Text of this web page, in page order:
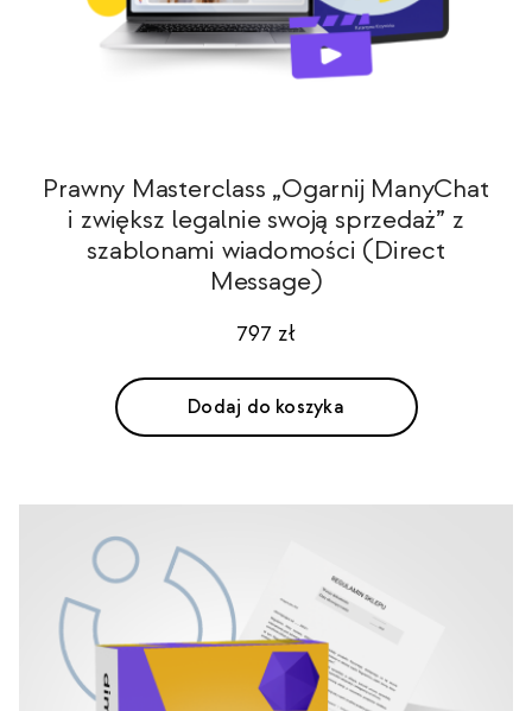
Prawny Masterclass „Ogarnij ManyChat
i zwiększ legalnie swoją sprzedaż” z
szablonami wiadomości (Direct
Message)
797 zł
Dodaj do koszyka